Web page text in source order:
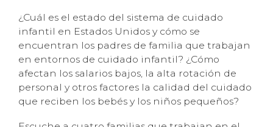
¿Cuál es el estado del sistema de cuidado
infantil en Estados Unidos y cómo se
encuentran los padres de familia que trabajan
en entornos de cuidado infantil? ¿Cómo
afectan los salarios bajos, la alta rotación de
personal y otros factores la calidad del cuidado
que reciben los bebés y los niños pequeños?